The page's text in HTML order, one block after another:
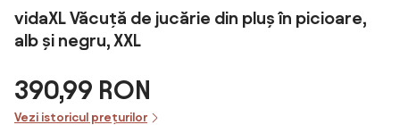
vidaXL Văcuță de jucărie din pluș în picioare,
alb și negru, XXL
390,99 RON
Vezi istoricul prețurilor